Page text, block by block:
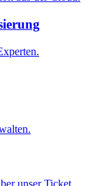
unser Ticket